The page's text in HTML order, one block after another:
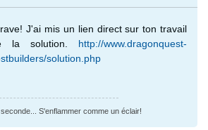
J'ai mis un lien direct sur ton travail
la solution. http://www.dragonquest-
solution.php
seconde... S'enflammer comme un éclair!